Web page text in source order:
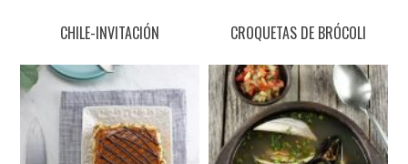
CHILE-INVITACIÓN CROQUETAS DE BRÓCOLI